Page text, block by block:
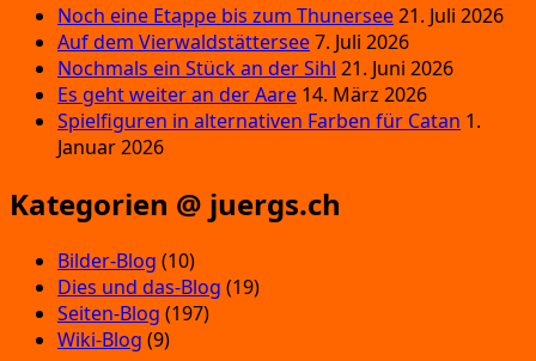
Noch eine Etappe bis zum Thunersee21. Juli 2026
Auf dem Vierwaldstättersee7. Juli 2026
Nochmals ein Stück an der Sihl 21. Juni 2026
Es geht weiter an der Aare 14. März 2026
Spielfiguren in alternativen Farben für Catan 1.
Januar 2026
Kategorien @ juergs.ch
Bilder-Blog (10)
Dies und das-Blog (19)
Seiten-Blog (197)
Wiki-Blog (9)